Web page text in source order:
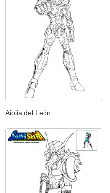
Aiolia del León